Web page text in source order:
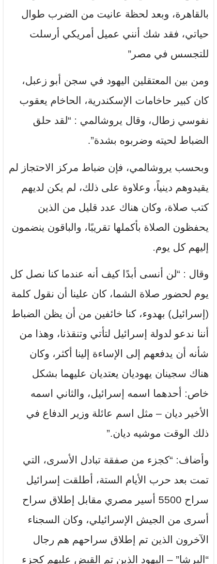
بالقاهرة، وبعد لحظة عانيت من الضرب طوال
حياتي، فقد شك أنني عميل أمريكي أرسلت
للتجسس في مصر”
ومن بين المعتقلين اليهود في سجن أبو زعبل،
كان كبير حاخامات الإسكندرية، الحاخام يعقوب
نفوسي زطال، وقال يروشالمي : “لقد حلق
الضباط لحيته وضربوه بشدة”.
وبحسب يروشالمي، فإن ضباط مركز الاحتجاز لم
يقيدوهم دينياً، وعلاوة على ذلك، لم يكن لديهم
كتب صلاة، وكان هناك عدد قليل من الذين
يحفظون الصلاة بأكملها تقريبًا، والباقون ينضمون
إليهم كل يوم.
وقال : “لن أنسى أبدًا كيف أنه عندما كنا نصل كل
يوم لحضور صلاة الشما، كان علينا أن نقول كلمة
(إسرائيل) بهدوء، كنا خائفين من أن يظن الضباط
أننا ندعو لدولة إسرائيل لتأتي وتنقذنا، وهذا من
شأنه أن يدفعهم إلى الإساءة إلينا أكثر، وكان
هناك سجينان يهوديان يعتديان عليهما بشكل
خاص: أحدهما اسمه إسرائيل، والثاني اسمه
الأخير ديان – مثل اسم عائلة وزير الدفاع في
ذلك الوقت موشيه ديان.”
وأضاف: “كجزء من صفقة تبادل الأسرى، التي
تمت بعد حرب الأيام الستة، أطلقت إسرائيل
سراح 5500 أسير مصري مقابل إطلاق سراح
أسرى من الجيش الإسرائيلي، وكان السجناء
الآخرون الذين تم إطلاق سراحهم هم رجال
“البرشا” – اليهود الذين تم القبض عليهم كجزء